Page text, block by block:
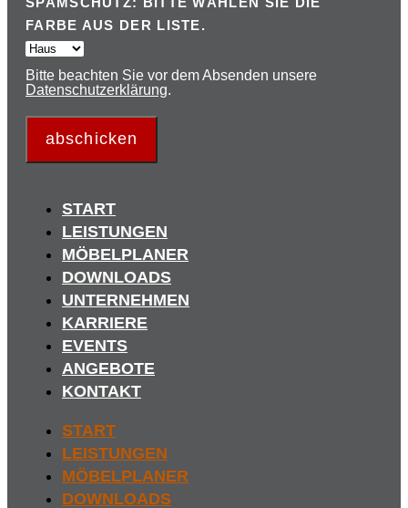
FARBE AUS DER LISTE.
Bitte beachten Sie vor dem Absenden unsere
Datenschutzerklärung.
abschicken
START
LEISTUNGEN
MÖBELPLANER
DOWNLOADS
UNTERNEHMEN
KARRIERE
EVENTS
ANGEBOTE
KONTAKT
START
LEISTUNGEN
MÖBELPLANER
DOWNLOADS